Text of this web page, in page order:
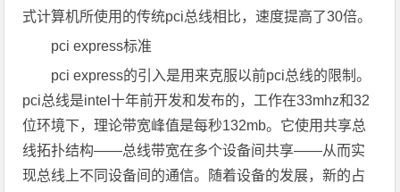
式计算机所使用的传统pci总线相比，速度提高了30倍。
pci express标准
pci express的引入是用来克服以前pci总线的限制。
pci总线是intel十年前开发和发布的，工作在33mhz和32
位环境下，理论带宽峰值是每秒132mb。它使用共享总
线拓扑结构——总线带宽在多个设备间共享——从而实
现总线上不同设备间的通信。随着设备的发展，新的占